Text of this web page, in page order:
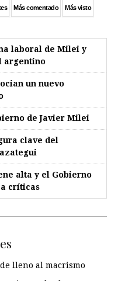
Más comentado Más visto
laboral de Milei y
argentino
un nuevo
de Javier Milei
clave del
alta y el Gobierno
críticas
lleno al macrismo